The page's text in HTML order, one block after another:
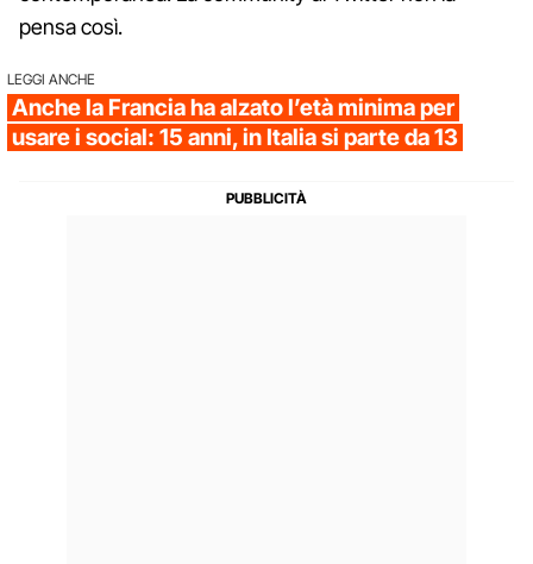
pensa così.
LEGGI ANCHE
Anche la Francia ha alzato l’età minima per
usare i social: 15 anni, in Italia si parte da 13